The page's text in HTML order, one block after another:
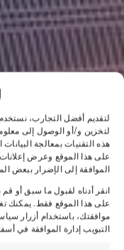
لتقديم أفضل التجارب،
لتخزين و/أو الوصول إلى
هذه التقنيات بمعالجة
على هذا الموقع وعرض
الموافقة إلى الإضرار ببعض
انقر أدناه لقبول ما سبق أو قم
على هذا الموقع فقط. يمكنك
موافقتك، باستخدام أزرار
التبويب إدارة الموافقة في